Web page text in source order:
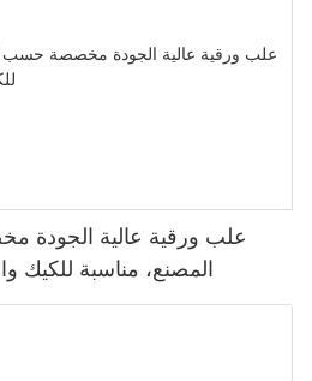
علب ورقية عالية
المصنع، مناسبة للكيك